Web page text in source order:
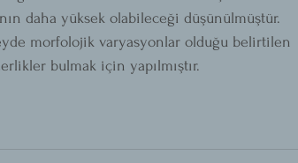
daha yüksek olabileceği düşünülmüştür.
morfolojik varyasyonlar olduğu belirtilen
bulmak için yapılmıştır.